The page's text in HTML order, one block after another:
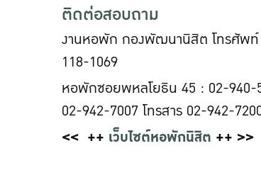
ติดต่อสอบถาม
งานหอพัก กองพัฒนานิสิต โทรศัพท์
118-1069
หอพักซอยพหลโยธิน 45 : 02-940-
02-942-7007 โทรสาร 02-942-
<< ++ เว็บไซต์หอพักนิสิต ++ >>